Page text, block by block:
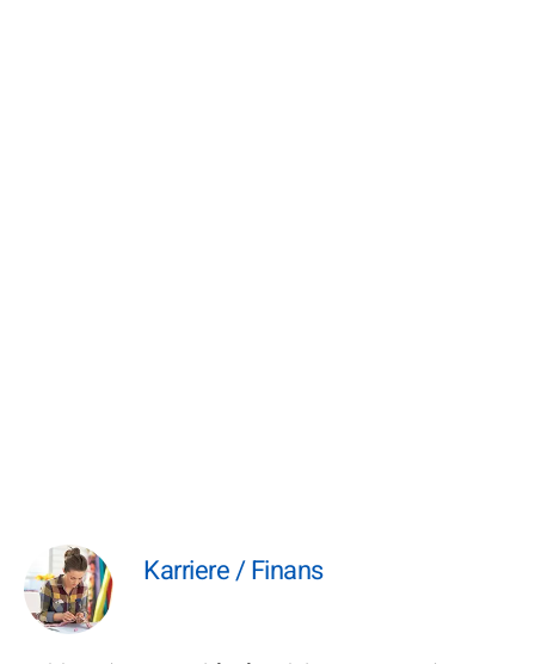
Karriere / Finans